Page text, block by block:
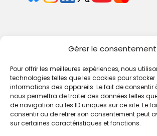
Gérer le consentement
Pour offrir les meilleures expériences, nous
technologies telles que les cookies pour
informations des appareils. Le fait de consentir
nous permettra de traiter des données telles
de navigation ou les ID uniques sur ce site. Le
consentir ou de retirer son consentement peut
sur certaines caractéristiques et fonctions.
CONDITIONS
ACCESSIBILITÉ : NON CONFORME